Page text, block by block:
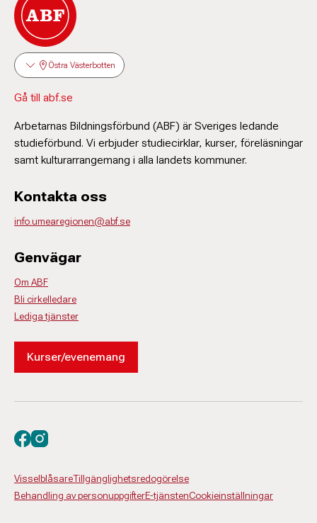
Östra Västerbotten
Gå till abf.se
Arbetarnas Bildningsförbund (ABF) är Sveriges ledande
studieförbund. Vi erbjuder studiecirklar, kurser, föreläsningar
samt kulturarrangemang i alla landets kommuner.
Kontakta oss
info.umearegionen@abf.se
Genvägar
Om ABF
Bli cirkelledare
Lediga tjänster
Kurser/evenemang
VisselblåsareTillgänglighetsredogörelse
Behandling av personuppgifterE-tjänstenCookieinställningar
Besök oss på facebook
Besök oss på instagram